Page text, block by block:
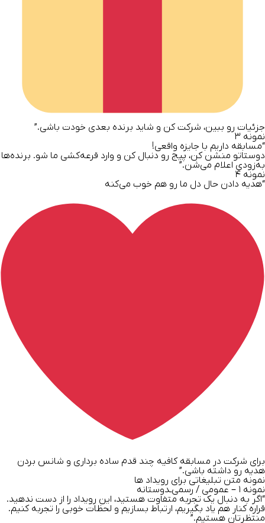
جزئیات رو ببین، شرکت کن و شاید برنده بعدی خودت باشی.”
نمونه ۳
“مسابقه داریم با جایزه واقعی!
دوستاتو منشن کن، پیج رو دنبال کن و وارد قرعه‌کشی ما شو. برنده‌ها
به‌زودی اعلام می‌شن.”
نمونه ۴
“هدیه دادن حال دل ما رو هم خوب می‌کنه
برای شرکت در مسابقه کافیه چند قدم ساده برداری و شانس بردن
هدیه رو داشته باشی.”
نمونه متن تبلیغاتی برای رویداد ها
نمونه ۱ – عمومی / رسمی‌ـدوستانه
“اگر به دنبال یک تجربه متفاوت هستید، این رویداد را از دست ندهید.
قراره کنار هم یاد بگیریم، ارتباط بسازیم و لحظات خوبی را تجربه کنیم.
منتظرتان هستیم.”